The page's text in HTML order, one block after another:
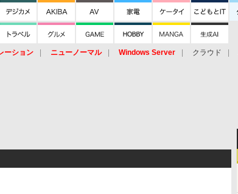
ーション ニューノーマル Windows Server クラウド